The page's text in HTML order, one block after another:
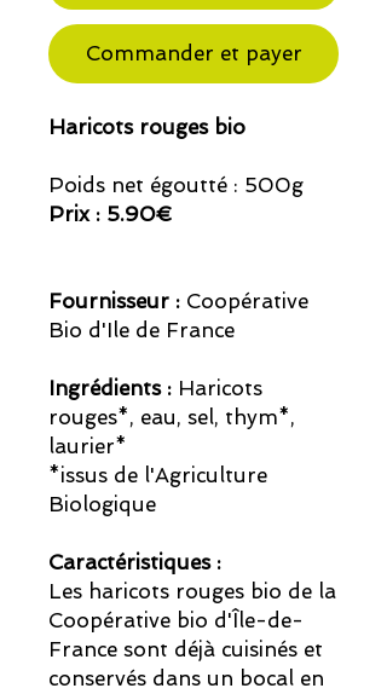
Commander et payer
Haricots rouges bio
Poids net égoutté : 500g
Prix : 5.90€
Fournisseur : Coopérative
Bio d'Ile de France
Ingrédients : Haricots
rouges*, eau, sel, thym*,
laurier*
*issus de l'Agriculture
Biologique
Caractéristiques :
Les haricots rouges bio de la
Coopérative bio d'Île-de-
France sont déjà cuisinés et
conservés dans un bocal en